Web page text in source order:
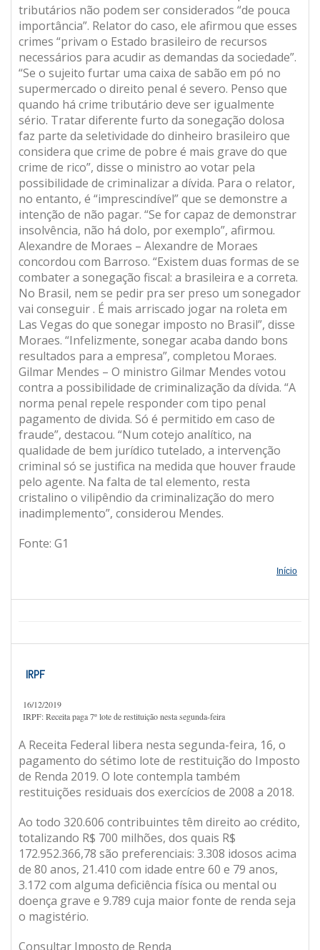
tributários não podem ser considerados “de pouca
importância”. Relator do caso, ele afirmou que esses
crimes “privam o Estado brasileiro de recursos
necessários para acudir as demandas da sociedade”.
“Se o sujeito furtar uma caixa de sabão em pó no
supermercado o direito penal é severo. Penso que
quando há crime tributário deve ser igualmente
sério. Tratar diferente furto da sonegação dolosa
faz parte da seletividade do dinheiro brasileiro que
considera que crime de pobre é mais grave do que
crime de rico”, disse o ministro ao votar pela
possibilidade de criminalizar a dívida. Para o relator,
no entanto, é “imprescindível” que se demonstre a
intenção de não pagar. “Se for capaz de demonstrar
insolvência, não há dolo, por exemplo”, afirmou.
Alexandre de Moraes – Alexandre de Moraes
concordou com Barroso. “Existem duas formas de se
combater a sonegação fiscal: a brasileira e a correta.
No Brasil, nem se pedir pra ser preso um sonegador
vai conseguir . É mais arriscado jogar na roleta em
Las Vegas do que sonegar imposto no Brasil”, disse
Moraes. “Infelizmente, sonegar acaba dando bons
resultados para a empresa”, completou Moraes.
Gilmar Mendes – O ministro Gilmar Mendes votou
contra a possibilidade de criminalização da dívida. “A
norma penal repele responder com tipo penal
pagamento de divida. Só é permitido em caso de
fraude”, destacou. “Num cotejo analítico, na
qualidade de bem jurídico tutelado, a intervenção
criminal só se justifica na medida que houver fraude
pelo agente. Na falta de tal elemento, resta
cristalino o vilipêndio da criminalização do mero
inadimplemento”, considerou Mendes.
Fonte: G1
Início
IRPF
16/12/2019
IRPF: Receita paga 7º lote de restituição nesta segunda-feira
A Receita Federal libera nesta segunda-feira, 16, o
pagamento do sétimo lote de restituição do Imposto
de Renda 2019. O lote contempla também
restituições residuais dos exercícios de 2008 a 2018.
Ao todo 320.606 contribuintes têm direito ao crédito,
totalizando R$ 700 milhões, dos quais R$
172.952.366,78 são preferenciais: 3.308 idosos acima
de 80 anos, 21.410 com idade entre 60 e 79 anos,
3.172 com alguma deficiência física ou mental ou
doença grave e 9.789 cuja maior fonte de renda seja
o magistério.
Consultar Imposto de Renda